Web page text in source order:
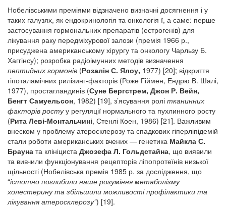
Нобелівськими преміями відзначено визначні досягнення і у
таких галузях, як ендокринологія та онкологія ї, а саме: перше
застосування гормональних препаратів (естрогенів) для
лікування раку передміхурової залози (премія 1966 р.,
присуджена американському хірургу та онкологу Чарльзу Б.
Хаггінсу); розробка радіоімунних методів визначення
пептидних гормонів (Розалін С. Ялоу, 1977) [20]; відкриття
гіпоталамічних рилізинг-факторів (Роже Гіймен, Ендрю В. Шалі,
1977), простагландинів (Суне Бергстрем, Джон Р. Вейн,
Бенгт Самуельсон, 1982) [19], з’ясування ролі тканинних
факторів ростуу регуляції нормального та пухлинного росту
(Рита Леві-Монтальчині, Стенлі Коен, 1986) [21]. Важливим
внеском у проблему атеросклерозу та спадкових гіперліпідемій
стали роботи американських вчених — генетика Майкла С.
Брауна та клініциста Джозефа Л. Гольдстайна, що виявили
та вивчили функціонування рецепторів ліпопротеїнів низької
щільності (Нобелівська премія 1985 р. за дослідження, що
“істотно поглибили наше розуміння метаболізму
холестерину та збільшили можливості профілактики та
лікування атеросклерозу”) [19].